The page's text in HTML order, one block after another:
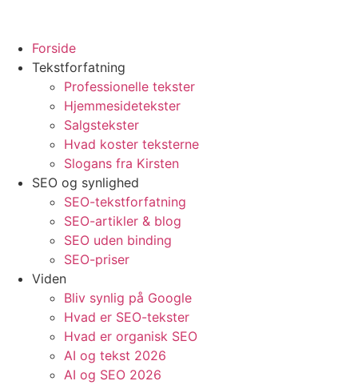
Forside
Tekstforfatning
Professionelle tekster
Hjemmesidetekster
Salgstekster
Hvad koster teksterne
Slogans fra Kirsten
SEO og synlighed
SEO-tekstforfatning
SEO-artikler & blog
SEO uden binding
SEO-priser
Viden
Bliv synlig på Google
Hvad er SEO-tekster
Hvad er organisk SEO
AI og tekst 2026
AI og SEO 2026